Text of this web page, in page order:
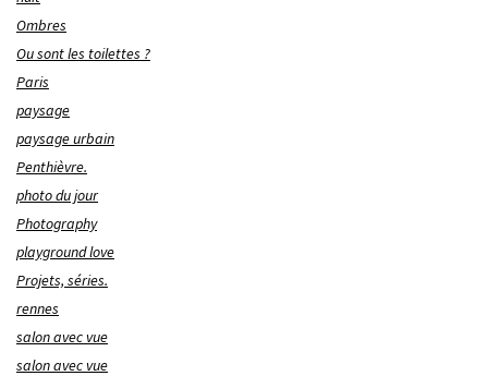
Ombres
Ou sont les toilettes ?
Paris
paysage
paysage urbain
Penthièvre.
photo du jour
Photography
playground love
Projets, séries.
rennes
salon avec vue
salon avec vue